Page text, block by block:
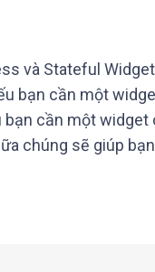
và Stateful
bạn cần một
bạn cần một
chúng sẽ giúp